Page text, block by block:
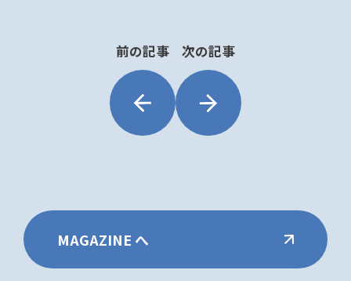
前の記事 次の記事
MAGAZINE へ